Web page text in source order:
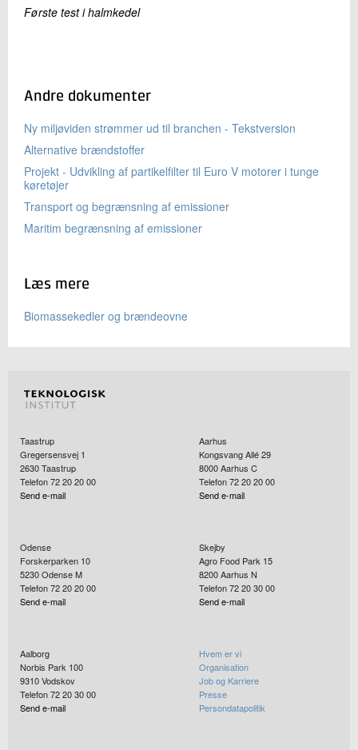
Første test i halmkedel
Andre dokumenter
Ny miljøviden strømmer ud til branchen - Tekstversion
Alternative brændstoffer
Projekt - Udvikling af partikelfilter til Euro V motorer i tunge
køretøjer
Transport og begrænsning af emissioner
Maritim begrænsning af emissioner
Læs mere
Biomassekedler og brændeovne
Taastrup
Gregersensvej 1
2630Taastrup
Telefon 72 20 20 00
Send e-mail
Aarhus
Kongsvang Allé 29
8000Aarhus C
Telefon 72 20 20 00
Send e-mail
Odense
Forskerparken 10
5230Odense M
Telefon 72 20 20 00
Send e-mail
Skejby
Agro Food Park 15
8200Aarhus N
Telefon 72 20 30 00
Send e-mail
Aalborg
Norbis Park 100
9310Vodskov
Telefon 72 20 30 00
Send e-mail
Hvem er vi
Organisation
Job og Karriere
Presse
Persondatapolitik